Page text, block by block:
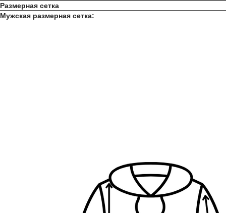
Размерная сетка
Мужская размерная сетка: